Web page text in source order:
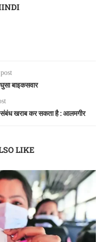
बाइकसवार
संबंध खराब कर सकता है : आलमगीर
LIKE